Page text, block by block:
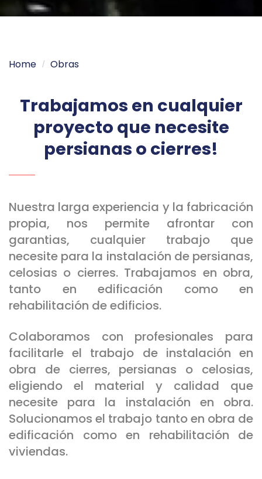
Home Obras
Trabajamos en cualquier
proyecto que necesite
persianas o cierres!
Nuestra larga experiencia y la fabricación
propia, nos permite afrontar con
garantias, cualquier trabajo que
necesite para la instalación de persianas,
celosias o cierres. Trabajamos en obra,
tanto en edificación como en
rehabilitación de edificios.
Colaboramos con profesionales para
facilitarle el trabajo de instalación en
obra de cierres, persianas o celosias,
eligiendo el material y calidad que
necesite para la instalación en obra.
Solucionamos el trabajo tanto en obra de
edificación como en rehabilitación de
viviendas.